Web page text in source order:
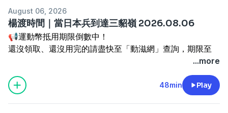
來賓：《富豪人生》《珠寶之星》雜誌總編輯 袁青
主題：慾望號列車－溫慶珠逝世後，台灣為什麼幾乎沒有時
尚設計師？
節目時間：週一至週四 01:00pm-03:00pm
本集播出日期：2026.08.06
-----
▍九八新聞台@大台北地區 FM98.1
—— 以上為 KKBOX 與 Firstory Podcast 廣告 ——
✨強哥新節目開張！訂閱《加油！強一點》Podcast：
https://open.firstory.me/user/98-gogoone/platforms
—— 以上為 FMTaiwan 與 Firstory Podcast 廣告 ——
台新臺灣 IC 設計（基金之配息來源可能為收益平準金），
精選台灣 IC 設計優質企業，一次布局產業龍頭。掌握 AI 半
導體成長契機，讓投資更有效率！
了解更多 🔗https://fstry.pse.is/9et74x
August 06, 2026
楊渡時間｜當日本兵到達三貂嶺 2026.08.06
📢運動幣抵用期限倒數中！
還沒領取、還沒用完的請盡快至「動滋網」查詢，期限至
上「動滋網」【合作店家】專區，全台五千多家合作業者任
你選，馬上來找適用地點！
...more
48min Play